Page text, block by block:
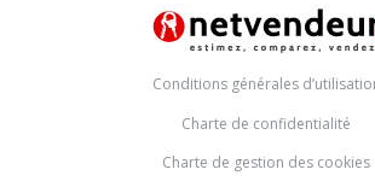
Conditions générales
Charte de confidentialité
Charte de gestion des cookies